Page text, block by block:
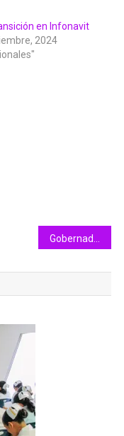
en Infonavit
2024